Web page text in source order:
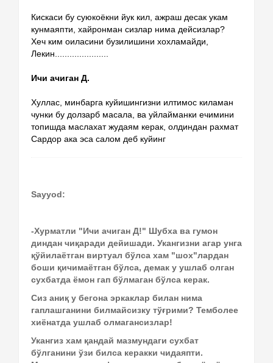
Кискаси бу суюкоёкни йук кил, ажраш десак укам
кунмаяпти, хайронман сизлар нима дейсизлар?
Хеч ким оиласини бузилишини хохламайди,
Лекин......................
Ичи ачиган Д.
Хуллас, минбарга куйишингизни илтимос киламан
чунки бу долзарб масала, ва уйлайманки ечимини
топишда маслахат жудаям керак, олдиндан рахмат
Сардор ака эса салом деб куйинг
Sayyod:
-Хурматли "Ичи ачиган Д!" Шубха ва гумон
диндан чиқаради дейишади. Укангизни агар унга
қўйилаётган виртуал бўлса хам "шох"лардан
боши қичимаётган бўлса, демак у ушлаб олган
сухбатда ёмон гап бўлмаган бўлса керак.
Сиз аниқ у бегона эркаклар билан нима
гаплашганини билмайсизку тўғрими? Темболее
хиёнатда ушлаб олмагансизлар!
Укангиз хам қандай мазмундаги сухбат
бўлганини ўзи билса керакки чидаяпти.